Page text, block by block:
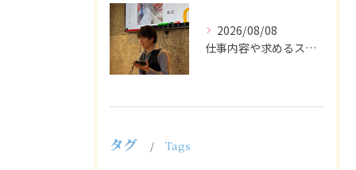
2026/08/08
仕事内容や求めるスキルを明確にし、ターゲット層に響くメッセー...
タグ Tags